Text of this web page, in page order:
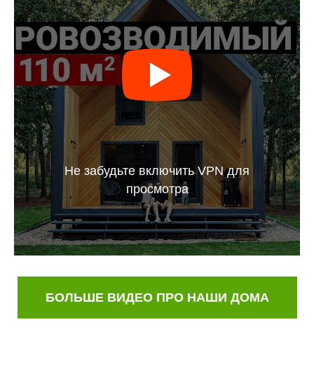
Не забудьте включить VPN для
просмотра
БОЛЬШЕ ВИДЕО ПРО НАШИ ДОМА